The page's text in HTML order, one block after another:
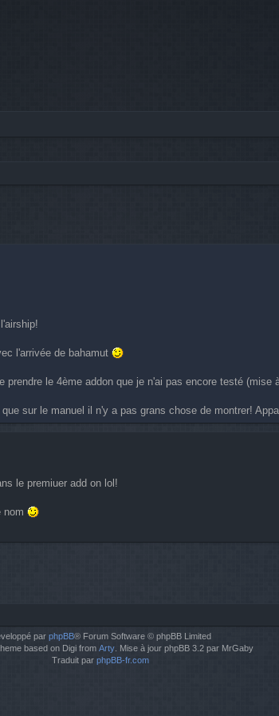
l'arrivée de bahamut
le 4ème addon que je n'ai pas encore testé (mise
sur le manuel il n'y a pas grans chose de montrer!
le premiuer add on lol!
nom
par phpBB® Forum Software © phpBB Limited
based on Digi from Arty . Mise à jour phpBB 3.2 par MrGaby
Traduit par phpBB-fr.com